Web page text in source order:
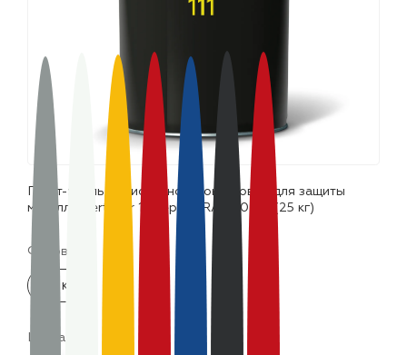
Грунт-эмаль полиорганосилоксановая для защиты
металла Certacor 111 серый (RAL 7042) (25 кг)
Фасовка:
25 кг
Цвета: